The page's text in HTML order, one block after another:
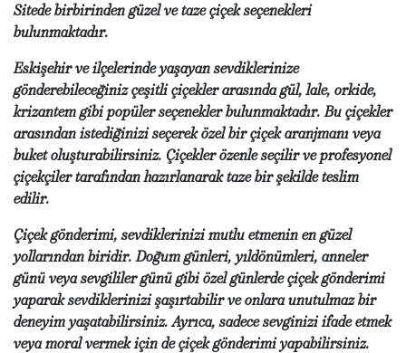
Sitede birbirinden güzel ve taze çiçek seçenekleri
bulunmaktadır.
Eskişehir ve ilçelerinde yaşayan sevdiklerinize
gönderebileceğiniz çeşitli çiçekler arasında gül, lale, orkide,
krizantem gibi popüler seçenekler bulunmaktadır. Bu çiçekler
arasından istediğinizi seçerek özel bir çiçek aranjmanı veya
buket oluşturabilirsiniz. Çiçekler özenle seçilir ve profesyonel
çiçekçiler tarafından hazırlanarak taze bir şekilde teslim
edilir.
Çiçek gönderimi, sevdiklerinizi mutlu etmenin en güzel
yollarından biridir. Doğum günleri, yıldönümleri, anneler
günü veya sevgililer günü gibi özel günlerde çiçek gönderimi
yaparak sevdiklerinizi şaşırtabilir ve onlara unutulmaz bir
deneyim yaşatabilirsiniz. Ayrıca, sadece sevginizi ifade etmek
veya moral vermek için de çiçek gönderimi yapabilirsiniz.